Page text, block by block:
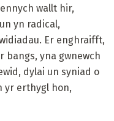
wallt hir,
yn radical,
Er enghraifft,
bangs, yna gwnewch
dylai un syniad o
yr erthygl hon,